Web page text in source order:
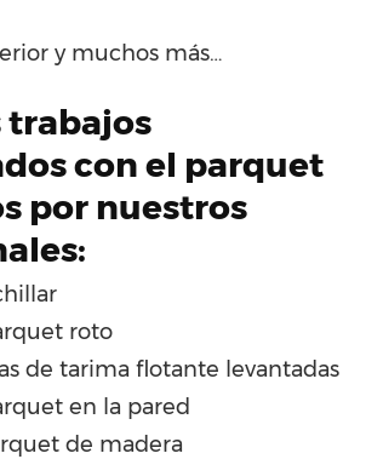
y muchos más…
trabajos
con el parquet
por nuestros
roto
de tarima flotante levantadas
en la pared
de madera